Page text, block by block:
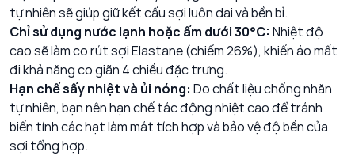
tự nhiên sẽ giúp giữ kết cấu sợi luôn dai và bền bỉ.
Chỉ sử dụng nước lạnh hoặc ấm dưới 30°C: Nhiệt độ
cao sẽ làm co rút sợi Elastane (chiếm 26%), khiến áo mất
đi khả năng co giãn 4 chiều đặc trưng.
Hạn chế sấy nhiệt và ủi nóng: Do chất liệu chống nhăn
tự nhiên, bạn nên hạn chế tác động nhiệt cao để tránh
biến tính các hạt làm mát tích hợp và bảo vệ độ bền của
sợi tổng hợp.